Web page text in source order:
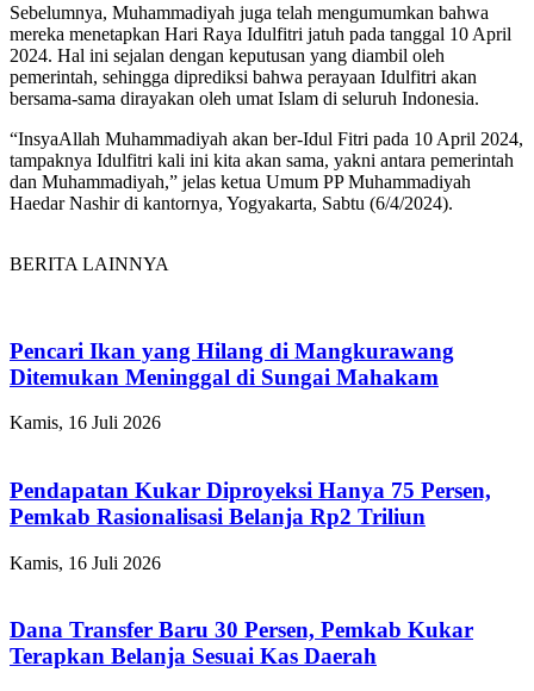
Sebelumnya, Muhammadiyah juga telah mengumumkan bahwa
mereka menetapkan Hari Raya Idulfitri jatuh pada tanggal 10 April
2024. Hal ini sejalan dengan keputusan yang diambil oleh
pemerintah, sehingga diprediksi bahwa perayaan Idulfitri akan
bersama-sama dirayakan oleh umat Islam di seluruh Indonesia.
“InsyaAllah Muhammadiyah akan ber-Idul Fitri pada 10 April 2024,
tampaknya Idulfitri kali ini kita akan sama, yakni antara pemerintah
dan Muhammadiyah,” jelas ketua Umum PP Muhammadiyah
Haedar Nashir di kantornya, Yogyakarta, Sabtu (6/4/2024).
BERITA LAINNYA
Pencari Ikan yang Hilang di Mangkurawang
Ditemukan Meninggal di Sungai Mahakam
Kamis, 16 Juli 2026
Pendapatan Kukar Diproyeksi Hanya 75 Persen,
Pemkab Rasionalisasi Belanja Rp2 Triliun
Kamis, 16 Juli 2026
Dana Transfer Baru 30 Persen, Pemkab Kukar
Terapkan Belanja Sesuai Kas Daerah